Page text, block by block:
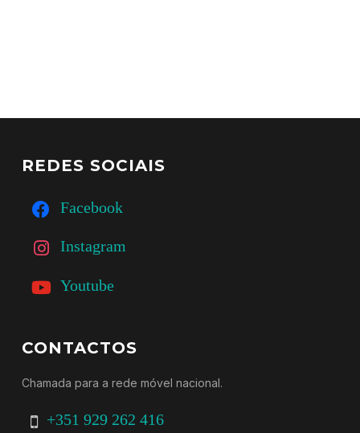
REDES SOCIAIS
Facebook
Instagram
Youtube
CONTACTOS
Chamada para a rede móvel nacional.
+351 929 262 416